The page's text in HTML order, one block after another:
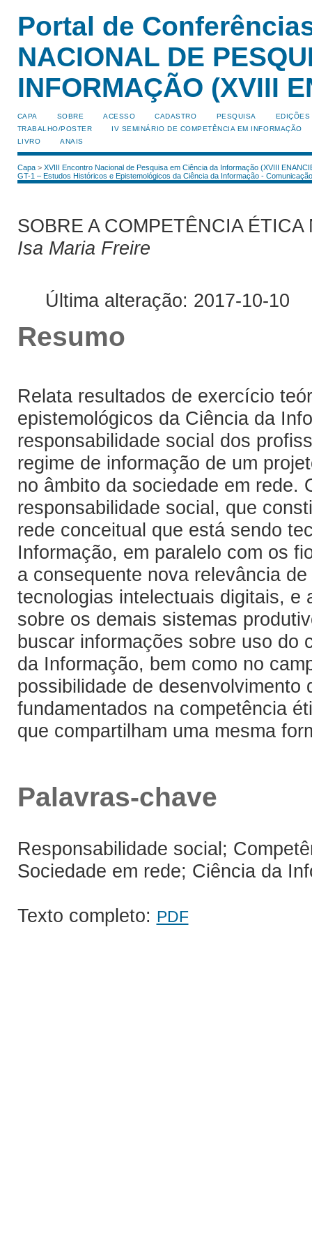
Portal de
NACIONAL DE
INFORMAÇÃO (XVIII
CAPA SOBRE ACESSO CADASTRO PESQUISA
EDIÇÕES
TRABALHO/POSTER
IV SEMINÁRIO DE COMPETÊNCIA EM INFORMAÇÃO
LIVRO
ANAIS
Capa> XVIII Encontro Nacional de Pesquisa em Ciência da Informação (XVIII
GT-1 – Estudos Históricos e Epistemológicos da Ciência da Informação -
SOBRE A COMPETÊNCIA
Isa Maria Freire
Última alteração: 2017-10-10
Resumo
Relata resultados de exercício
epistemológicos da Ciência da
responsabilidade social dos
regime de informação de um
no âmbito da sociedade em rede.
responsabilidade social, que
rede conceitual que está sendo
Informação, em paralelo com os
a consequente nova relevância
tecnologias intelectuais digitais, e
sobre os demais sistemas
buscar informações sobre uso do
da Informação, bem como no
possibilidade de
fundamentados na competência
que compartilham uma mesma
Palavras-chave
Responsabilidade social;
Sociedade em rede; Ciência da
Texto completo: PDF